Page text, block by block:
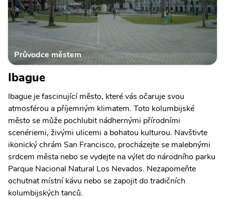
Průvodce městem
Ibague
Ibague je fascinující město, které vás očaruje svou
atmosférou a příjemným klimatem. Toto kolumbijské
město se může pochlubit nádhernými přírodními
scenériemi, živými ulicemi a bohatou kulturou. Navštivte
ikonický chrám San Francisco, procházejte se malebnými
srdcem města nebo se vydejte na výlet do národního parku
Parque Nacional Natural Los Nevados. Nezapomeňte
ochutnat místní kávu nebo se zapojit do tradičních
kolumbijských tanců.